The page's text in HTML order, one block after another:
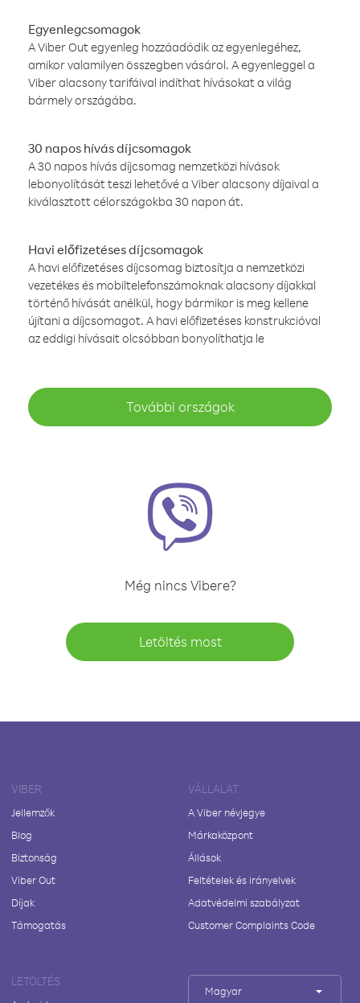
Egyenlegcsomagok
A Viber Out egyenleg hozzáadódik az egyenlegéhez,
amikor valamilyen összegben vásárol. A egyenleggel a
Viber alacsony tarifáival indíthat hívásokat a világ
bármely országába.
30 napos hívás díjcsomagok
A 30 napos hívás díjcsomag nemzetközi hívások
lebonyolítását teszi lehetővé a Viber alacsony díjaival a
kiválasztott célországokba 30 napon át.
Havi előfizetéses díjcsomagok
A havi előfizetéses díjcsomag biztosítja a nemzetközi
vezetékes és mobiltelefonszámoknak alacsony díjakkal
történő hívását anélkül, hogy bármikor is meg kellene
újítani a díjcsomagot. A havi előfizetéses konstrukcióval
az eddigi hívásait olcsóbban bonyolíthatja le
További országok
Még nincs Vibere?
Letöltés most
VIBER
Jellemzők
Blog
Biztonság
Viber Out
Díjak
Támogatás
VÁLLALAT
A Viber névjegye
Márkaközpont
Állások
Feltételek és irányelvek
Adatvédelmi szabályzat
Customer Complaints Code
LETÖLTÉS
Magyar